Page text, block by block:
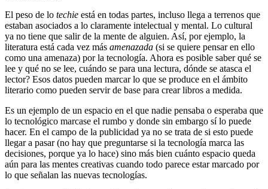
El peso de lo techie está en todas partes, incluso llega a terrenos que
estaban asociados a lo claramente intelectual y mental. Lo cultural
ya no tiene que salir de la mente de alguien. Así, por ejemplo, la
literatura está cada vez más amenazada (si se quiere pensar en ello
como una amenaza) por la tecnología. Ahora es posible saber qué se
lee y qué no se lee, cuándo se para una lectura, dónde se atasca el
lector? Esos datos pueden marcar lo que se produce en el ámbito
literario como pueden servir de base para crear libros a medida.
Es un ejemplo de un espacio en el que nadie pensaba o esperaba que
lo tecnológico marcase el rumbo y donde sin embargo sí lo puede
hacer. En el campo de la publicidad ya no se trata de si esto puede
llegar a pasar (no hay que preguntarse si la tecnología marca las
decisiones, porque ya lo hace) sino más bien cuánto espacio queda
aún para las mentes creativas cuando todo parece estar marcado por
lo que señalan las nuevas tecnologías.